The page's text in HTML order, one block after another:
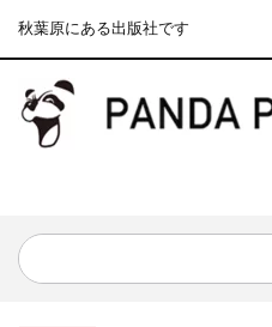
秋葉原にある出版社です
『F-2超入門』（関 賢太郎）三刷
重版情報
2021.3.25